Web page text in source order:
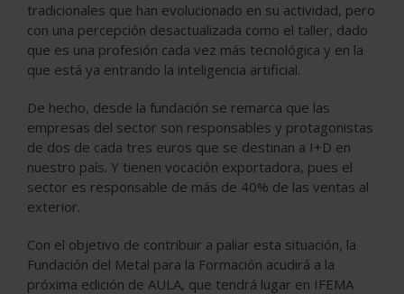
tradicionales que han evolucionado en su actividad, pero
con una percepción desactualizada como el taller, dado
que es una profesión cada vez más tecnológica y en la
que está ya entrando la inteligencia artificial.
De hecho, desde la fundación se remarca que las
empresas del sector son responsables y protagonistas
de dos de cada tres euros que se destinan a I+D en
nuestro país. Y tienen vocación exportadora, pues el
sector es responsable de más de 40% de las ventas al
exterior.
Con el objetivo de contribuir a paliar esta situación, la
Fundación del Metal para la Formación acudirá a la
próxima edición de AULA, que tendrá lugar en IFEMA